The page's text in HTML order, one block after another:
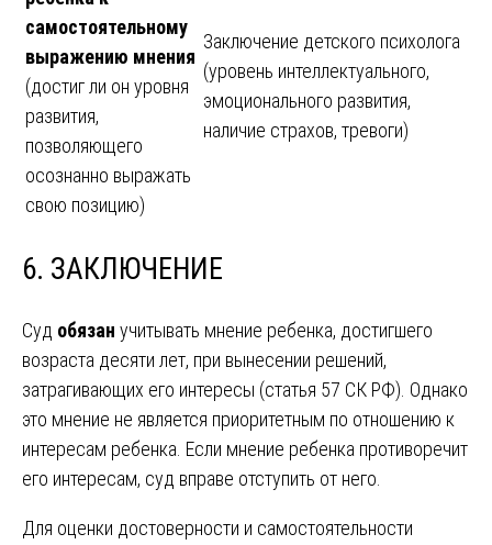
самостоятельному
выражению мнения
(достиг ли он уровня
развития,
позволяющего
осознанно выражать
свою позицию)
Заключение детского психолога
(уровень интеллектуального,
эмоционального развития,
наличие страхов, тревоги)
6. ЗАКЛЮЧЕНИЕ
Суд обязан учитывать мнение ребенка, достигшего
возраста десяти лет, при вынесении решений,
затрагивающих его интересы (статья 57 СК РФ). Однако
это мнение не является приоритетным по отношению к
интересам ребенка. Если мнение ребенка противоречит
его интересам, суд вправе отступить от него.
Для оценки достоверности и самостоятельности